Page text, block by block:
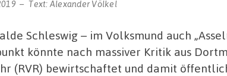
Text: Alexander Völkel
Schleswig – im Volksmund auch
könnte nach massiver Kritik aus
(RVR) bewirtschaftet und damit